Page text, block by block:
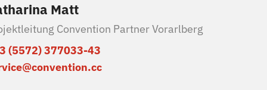
Matt
Convention Partner Vorarlberg
(5572) 377033-43